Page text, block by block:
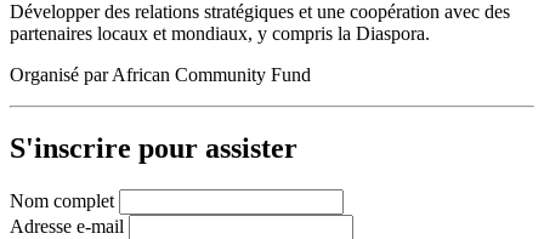
Développer des relations stratégiques et une coopération avec des
partenaires locaux et mondiaux, y compris la Diaspora.
Organisé parAfrican Community Fund
S'inscrire pour assister
Nom complet
Adresse e-mail